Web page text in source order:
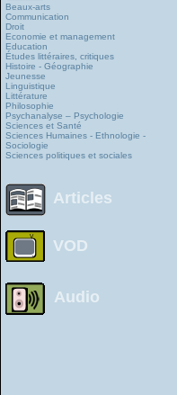
Beaux-arts
Communication
Droit
Economie et management
Education
Études littéraires, critiques
Histoire - Géographie
Jeunesse
Linguistique
Littérature
Philosophie
Psychanalyse – Psychologie
Sciences et Santé
Sciences Humaines - Ethnologie -
Sociologie
Sciences politiques et sociales
Articles
VOD
Audio